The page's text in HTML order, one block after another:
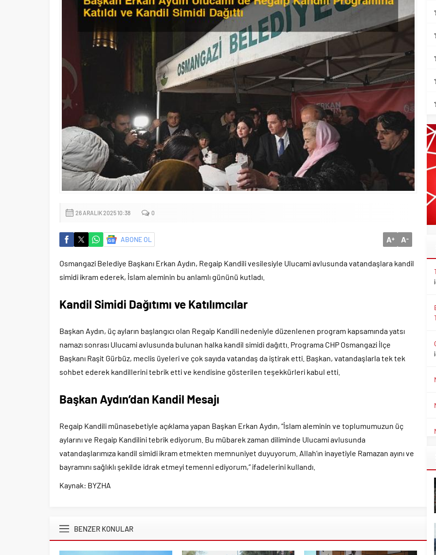
26 ARALIK 2025 10:38 0
ABONE OL A+ A-
Osmangazi Belediye Başkanı Erkan Aydın, Regaip Kandili vesilesiyle Ulucami avlusunda vatandaşlara kandil
simidi ikram ederek, İslam aleminin bu anlamlı gününü kutladı.
Kandil Simidi Dağıtımı ve Katılımcılar
Başkan Aydın, üç ayların başlangıcı olan Regaip Kandili nedeniyle düzenlenen program kapsamında yatsı
namazı sonrası Ulucami avlusunda bulunan halka kandil simidi dağıttı. Programa CHP Osmangazi İlçe
Başkanı Raşit Gürbüz, meclis üyeleri ve çok sayıda vatandaş da iştirak etti. Başkan, vatandaşlarla tek tek
sohbet ederek kandillerini tebrik etti ve kendisine gösterilen teşekkürleri kabul etti.
Başkan Aydın’dan Kandil Mesajı
Regaip Kandili münasebetiyle açıklama yapan Başkan Erkan Aydın, “İslam aleminin ve toplumumuzun üç
aylarını ve Regaip Kandilini tebrik ediyorum. Bu mübarek zaman diliminde Ulucami avlusunda
vatandaşlarımıza kandil simidi ikram etmekten memnuniyet duyuyorum. Allah’ın inayetiyle Ramazan ayını ve
bayramını sağlıklı şekilde idrak etmeyi temenni ediyorum,” ifadelerini kullandı.
Kaynak: BYZHA
BENZER KONULAR